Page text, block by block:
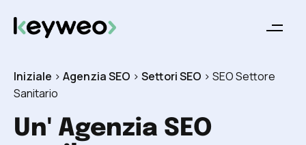
Iniziale > Agenzia SEO > Settori SEO > SEO Settore
Sanitario
Un' Agenzia SEO